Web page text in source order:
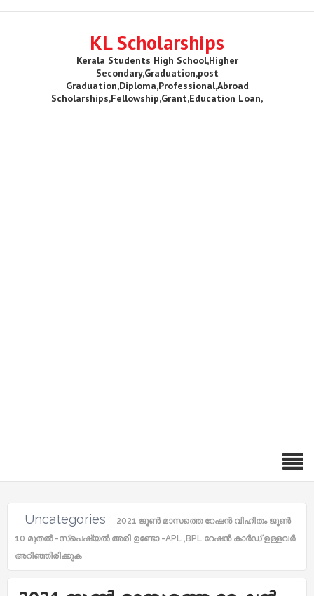
KL Scholarships
Kerala Students High School,Higher
Secondary,Graduation,post
Graduation,Diploma,Professional,Abroad
Scholarships,Fellowship,Grant,Education Loan,
Uncategories
2021 ജൂൺ മാസത്തെ റേഷൻ വിഹിതം ജൂൺ
10 മുതൽ -സ്പെഷ്യൽ അരി ഉണ്ടോ -APL ,BPL റേഷൻ കാർഡ് ഉള്ളവർ
അറിഞ്ഞിരിക്കുക